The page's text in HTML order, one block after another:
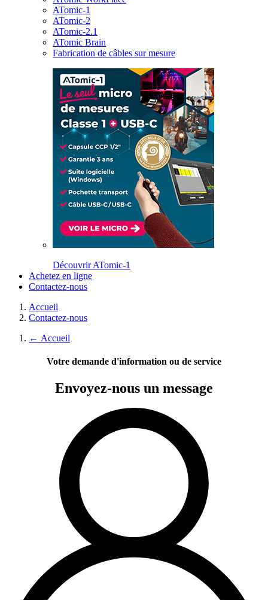
ATomic-1
ATomic-2
ATomic-2.1
ATomic Brain
Fabrication de câbles sur mesure
Découvrir ATomic-1
Achetez en ligne
Contactez-nous
Accueil
Contactez-nous
← Accueil
Votre demande d'information ou de service
Envoyez-nous un message